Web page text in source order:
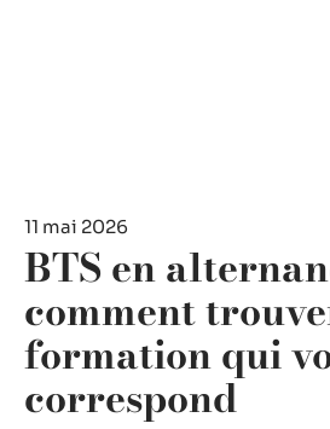
11 mai 2026
BTS en
comment
formation qui
correspond